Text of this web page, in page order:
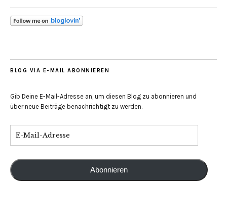
BLOG VIA E-MAIL ABONNIEREN
Gib Deine E-Mail-Adresse an, um diesen Blog zu abonnieren und
über neue Beiträge benachrichtigt zu werden.
Abonnieren